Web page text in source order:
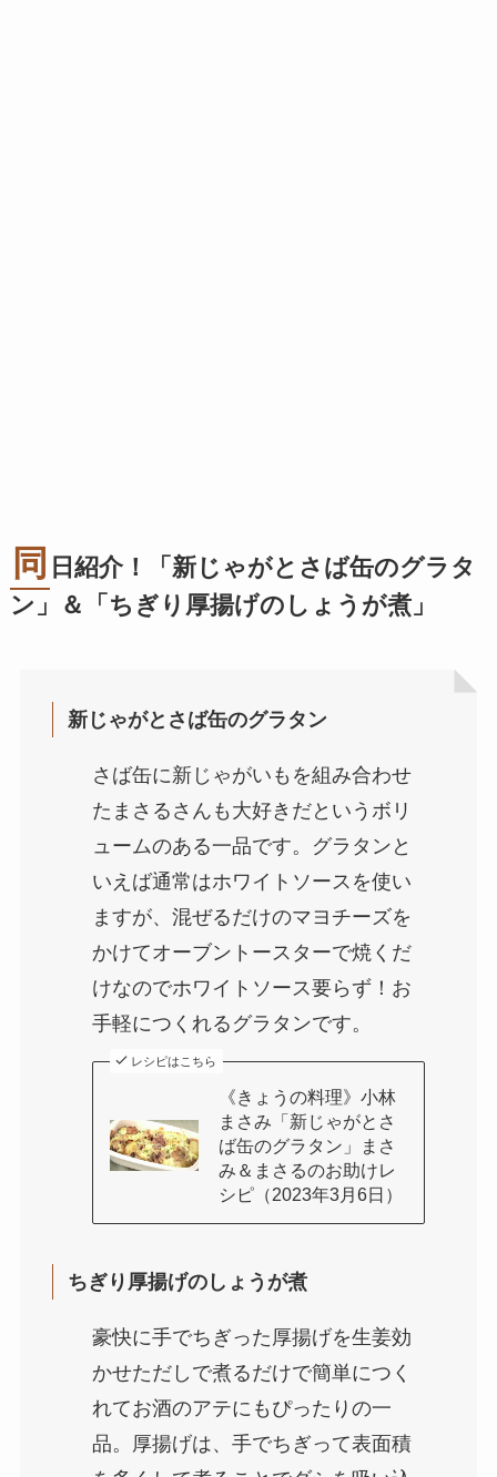
同 日紹介！「新じゃがとさば缶のグラタ
ン」＆「ちぎり厚揚げのしょうが煮」
新じゃがとさば缶のグラタン
さば缶に新じゃがいもを組み合わせ
たまさるさんも大好きだというボリ
ュームのある一品です。グラタンと
いえば通常はホワイトソースを使い
ますが、混ぜるだけのマヨチーズを
かけてオーブントースターで焼くだ
けなのでホワイトソース要らず！お
手軽につくれるグラタンです。
レシピはこちら
《きょうの料理》小林
まさみ「新じゃがとさ
ば缶のグラタン」まさ
み＆まさるのお助けレ
シピ（2023年3月6日）
ちぎり厚揚げのしょうが煮
豪快に手でちぎった厚揚げを生姜効
かせただしで煮るだけで簡単につく
れてお酒のアテにもぴったりの一
品。厚揚げは、手でちぎって表面積